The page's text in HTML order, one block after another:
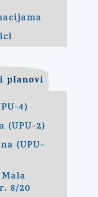
planovi
4)
(UPU-2)
(UPU-
8/20